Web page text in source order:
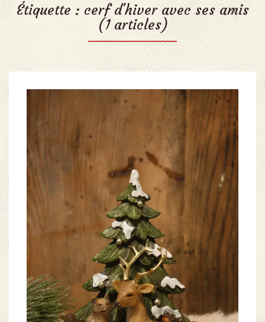
Étiquette : cerf d'hiver avec ses amis
(1 articles)